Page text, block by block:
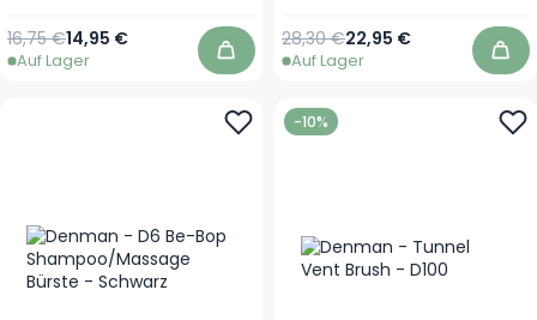
Sonderpreis
14,95 €
Regulärer Preis
16,75 €
Auf Lager In den Warenkorb
Sonderpreis
22,95 €
Regulärer Preis
28,30 €
Auf Lager In
-10%